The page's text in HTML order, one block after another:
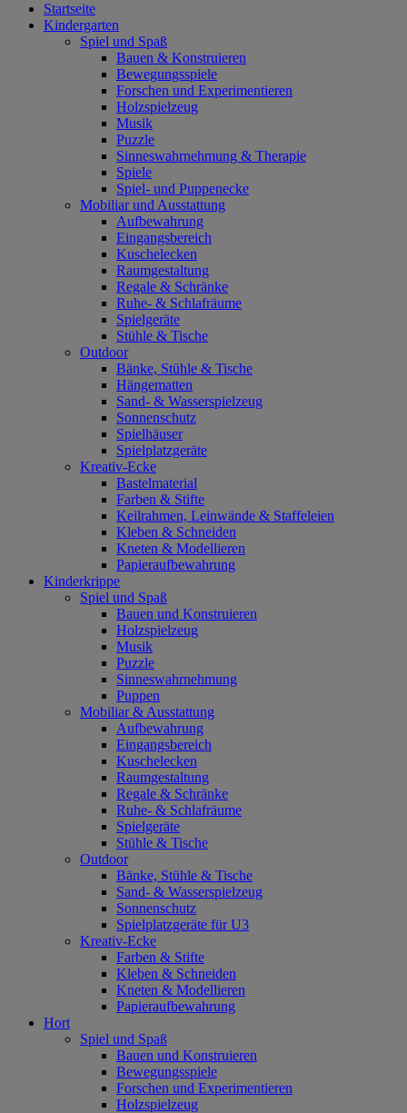
Startseite
Kindergarten
Spiel und Spaß
Bauen & Konstruieren
Bewegungsspiele
Forschen und Experimentieren
Holzspielzeug
Musik
Puzzle
Sinneswahrnehmung & Therapie
Spiele
Spiel- und Puppenecke
Mobiliar und Ausstattung
Aufbewahrung
Eingangsbereich
Kuschelecken
Raumgestaltung
Regale & Schränke
Ruhe- & Schlafräume
Spielgeräte
Stühle & Tische
Outdoor
Bänke, Stühle & Tische
Hängematten
Sand- & Wasserspielzeug
Sonnenschutz
Spielhäuser
Spielplatzgeräte
Kreativ-Ecke
Bastelmaterial
Farben & Stifte
Keilrahmen, Leinwände & Staffeleien
Kleben & Schneiden
Kneten & Modellieren
Papieraufbewahrung
Kinderkrippe
Spiel und Spaß
Bauen und Konstruieren
Holzspielzeug
Musik
Puzzle
Sinneswahrnehmung
Puppen
Mobiliar & Ausstattung
Aufbewahrung
Eingangsbereich
Kuschelecken
Raumgestaltung
Regale & Schränke
Ruhe- & Schlafräume
Spielgeräte
Stühle & Tische
Outdoor
Bänke, Stühle & Tische
Sand- & Wasserspielzeug
Sonnenschutz
Spielplatzgeräte für U3
Kreativ-Ecke
Farben & Stifte
Kleben & Schneiden
Kneten & Modellieren
Papieraufbewahrung
Hort
Spiel und Spaß
Bauen und Konstruieren
Bewegungsspiele
Forschen und Experimentieren
Holzspielzeug